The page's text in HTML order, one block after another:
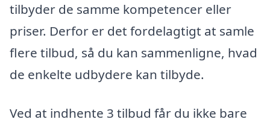
tilbyder de samme kompetencer eller
priser. Derfor er det fordelagtigt at samle
flere tilbud, så du kan sammenligne, hvad
de enkelte udbydere kan tilbyde.
Ved at indhente 3 tilbud får du ikke bare